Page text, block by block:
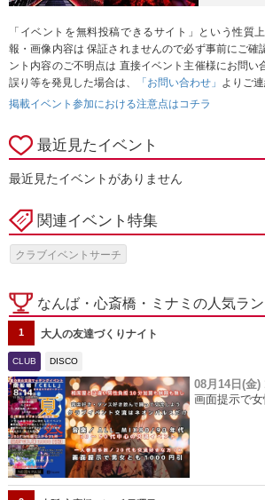
「イベントを無料投稿できるサイト」という性質
報・画像内容は 保証されませんので必ず事前にご確
ント内容のご不明点は 直接イベント主催様にお問い
誤り等を発見した場合は、
「お問い合わせ」 よりご連
掲載イベント参加における注意点はコチラ
最近見たイベント
最近見たイベントがありません
関連イベント特集
クラブイベントサーチ
なんば・心斎橋・ミナミの人気ラ
1 大人の友達づくりナイト
CLUB DISCO
08月14日(金)
画面提示で